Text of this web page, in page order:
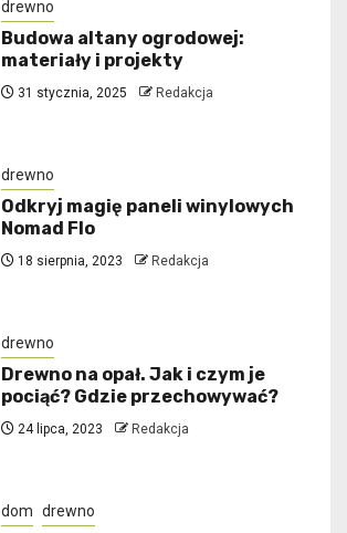
drewno
Budowa altany ogrodowej:
materiały i projekty
31 stycznia, 2025 Redakcja
drewno
Odkryj magię paneli winylowych
Nomad Flo
18 sierpnia, 2023 Redakcja
drewno
Drewno na opał. Jak i czym je
pociąć? Gdzie przechowywać?
24 lipca, 2023 Redakcja
dom drewno